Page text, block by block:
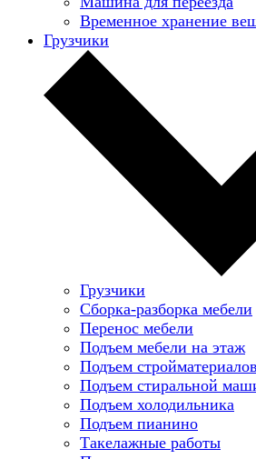
Временное хранение
Грузчики
Грузчики
Сборка-разборка мебели
Перенос мебели
Подъем мебели на этаж
Подъем стройматериалов
Подъем стиральной
Подъем холодильника
Подъем пианино
Такелажные работы